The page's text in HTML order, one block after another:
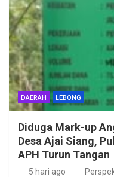
DAERAH LEBONG
Diduga Mark-up
Desa Ajai Siang,
APH Turun Tangan
5 hari ago